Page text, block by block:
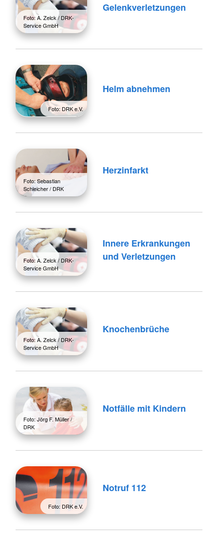
Foto: A. Zelck / DRK-
Service GmbH
Gelenkverletzungen
Foto: DRK e.V.
Helm abnehmen
Foto: Sebastian
Schleicher / DRK
Herzinfarkt
Foto: A. Zelck / DRK-
Service GmbH
Innere Erkrankungen
und Verletzungen
Foto: A. Zelck / DRK-
Service GmbH
Knochenbrüche
Foto: Jörg F. Müller /
DRK
Notfälle mit Kindern
Foto: DRK e.V.
Notruf 112